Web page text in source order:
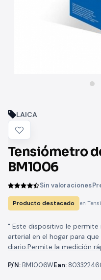
LAICA
Tensiómetro
BM1006
Sin valoraciones
Producto destacado en
" Este dispositivo le
arterial en el hogar para
diario.Permite la medición
P/N:BM1006WEan: